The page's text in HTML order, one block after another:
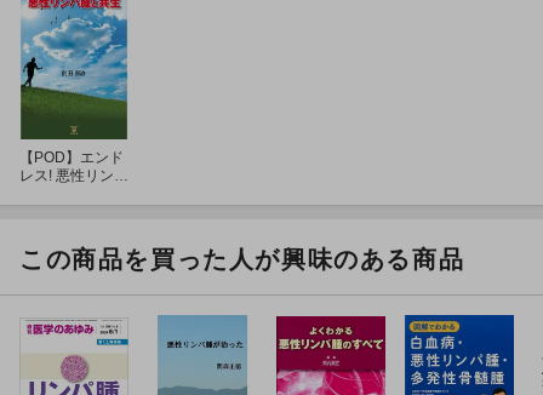
【POD】エンド
レス! 悪性リンパ
この商品を買った人が興味のある商品